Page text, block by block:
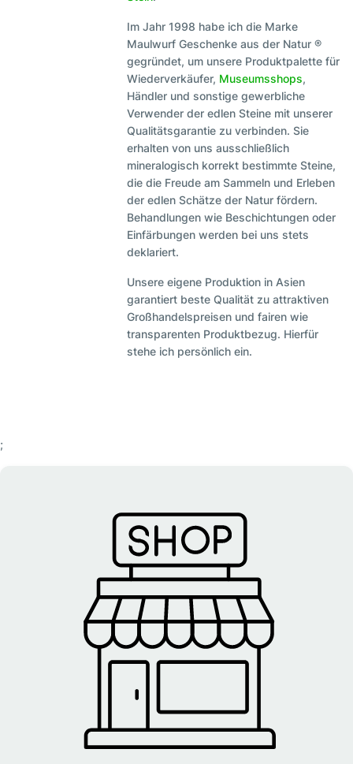
Im Jahr 1998 habe ich die Marke
Maulwurf Geschenke aus der Natur ®
gegründet, um unsere Produktpalette für
Wiederverkäufer, Museumsshops,
Händler und sonstige gewerbliche
Verwender der edlen Steine mit unserer
Qualitätsgarantie zu verbinden. Sie
erhalten von uns ausschließlich
mineralogisch korrekt bestimmte Steine,
die die Freude am Sammeln und Erleben
der edlen Schätze der Natur fördern.
Behandlungen wie Beschichtungen oder
Einfärbungen werden bei uns stets
deklariert.
Unsere eigene Produktion in Asien
garantiert beste Qualität zu attraktiven
Großhandelspreisen und fairen wie
transparenten Produktbezug. Hierfür
stehe ich persönlich ein.
;